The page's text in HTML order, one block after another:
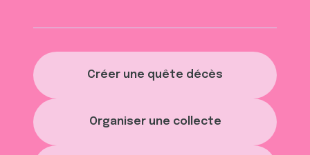
Créer une quête décès
Organiser une collecte